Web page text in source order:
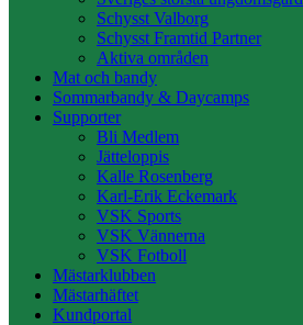
Schysst Valborg
Schysst Framtid Partner
Aktiva områden
Mat och bandy
Sommarbandy & Daycamps
Supporter
Bli Medlem
Jätteloppis
Kalle Rosenberg
Karl-Erik Eckemark
VSK Sports
VSK Vännerna
VSK Fotboll
Mästarklubben
Mästarhäftet
Kundportal